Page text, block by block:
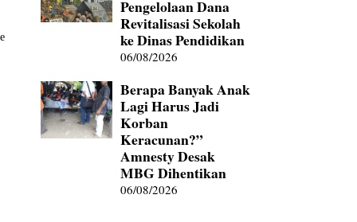
Pengelolaan Dana
Revitalisasi Sekolah
ke Dinas Pendidikan
06/08/2026
Berapa Banyak Anak
Lagi Harus Jadi
Korban
Keracunan?”
Amnesty Desak
MBG Dihentikan
06/08/2026